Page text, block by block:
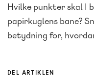
Hvilke punkter skal I
papirkuglens bane?
betydning for,
DEL ARTIKLEN